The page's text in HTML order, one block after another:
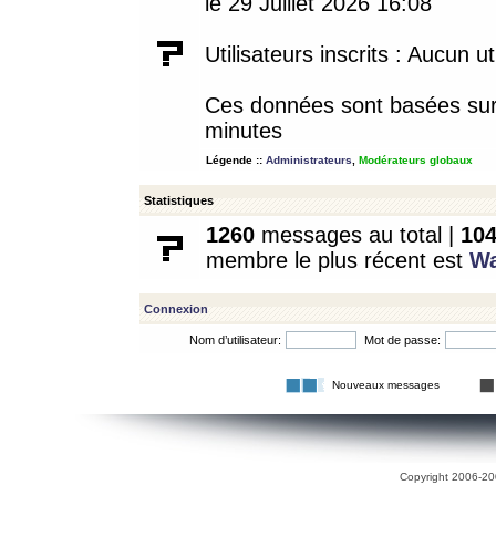
Utilisateurs inscrits : Aucun
Ces données sont basées
minutes
Légende :: Administrateurs Modérateurs globaux
Statistiques
1260 messages au total | 104
membre le plus récent est
Connexion
Nom d’utilisateur: Mot de passe:
Nouveaux messages
Copyright 2006-